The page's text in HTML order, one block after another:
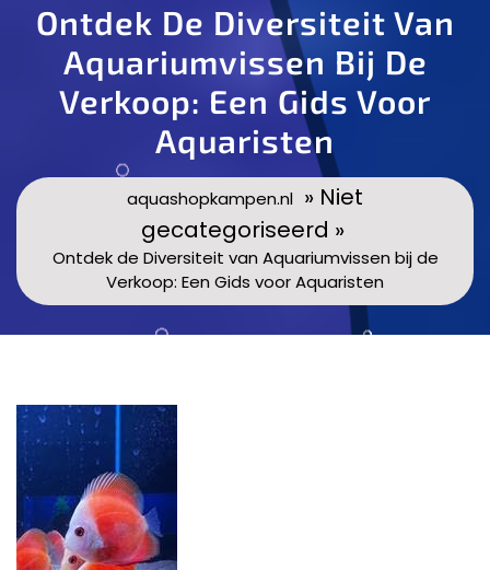
Ontdek De Diversiteit Van
Aquariumvissen Bij De
Verkoop: Een Gids Voor
Aquaristen
aquashopkampen.nl » Niet
gecategoriseerd »
Ontdek de Diversiteit van Aquariumvissen bij de
Verkoop: Een Gids voor Aquaristen